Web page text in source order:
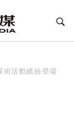
街活動繽紛登場